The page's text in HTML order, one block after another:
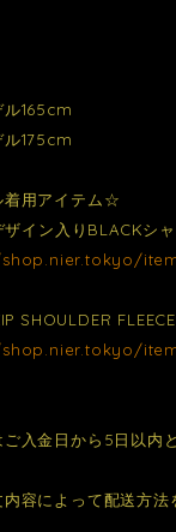
ル165cm
ル175cm
用アイテム☆
ザイン入りBLACKシ
SHOULDER
ご入金日から5日以内
容によって配送方法